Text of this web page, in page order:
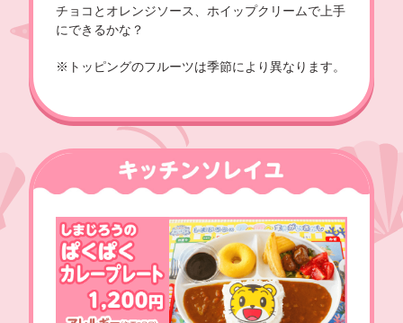
チョコとオレンジソース、ホイップクリームで上手
にできるかな？
※トッピングのフルーツは季節により異なります。